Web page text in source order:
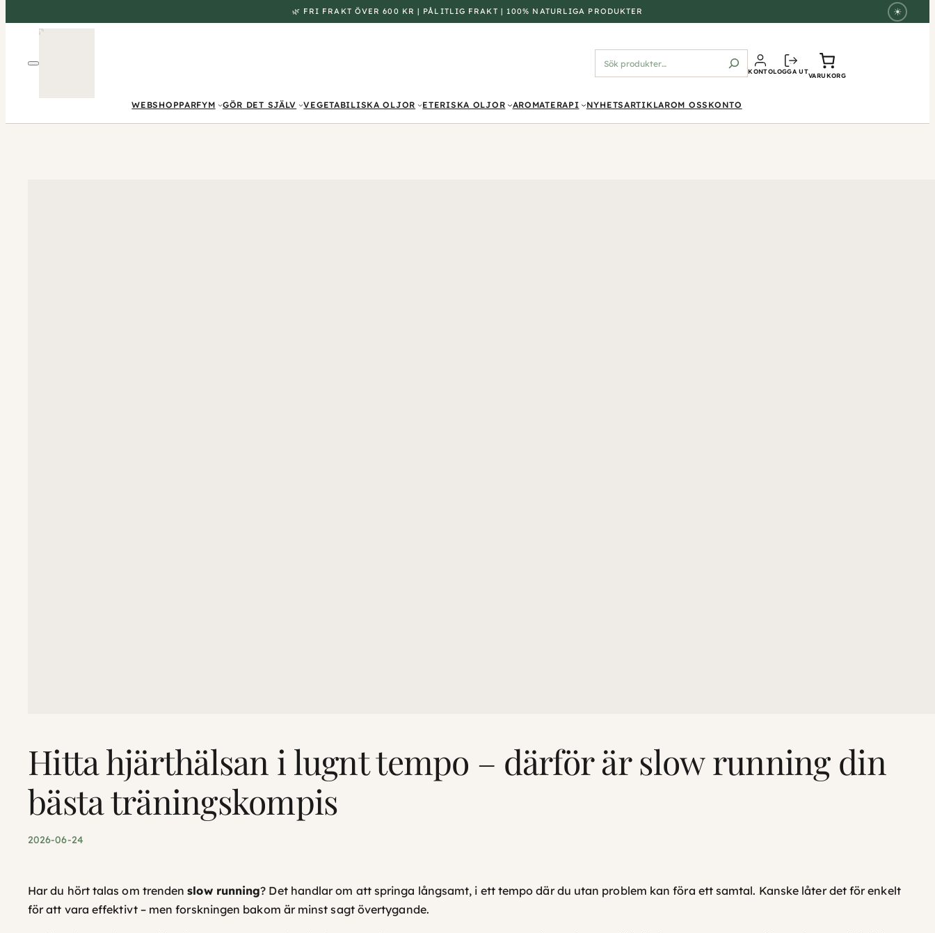
🌿 FRI FRAKT ÖVER 600 KR | PÅLITLIG FRAKT | 100% NATURLIGA PRODUKTER ☀
Sök
produkter
KONTOLOGGA UT
VARUKORG
WEBSHOPPARFYM GÖR DET SJÄLV VEGETABILISKA OLJOR ETERISKA OLJOR AROMATERAPI NYHETSARTIKLAROM OSS KONTO
Hitta hjärthälsan i lugnt tempo – därför är slow running din
bästa träningskompis
2026-06-24
Har du hört talas om trendenslow running? Det handlar om att springa långsamt, i ett tempo där du utan problem kan föra ett samtal. Kanske låter det för enkelt
för att vara effektivt – men forskningen bakom är minst sagt övertygande.